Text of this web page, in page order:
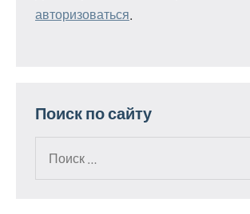
авторизоваться
Поиск по сайту